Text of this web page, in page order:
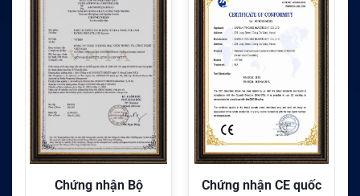
Chứng nhận CE quốc
Chứng nhận FC quốc